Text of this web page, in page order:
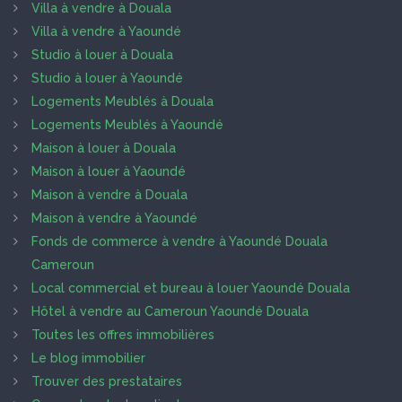
Villa à vendre à Douala
Villa à vendre à Yaoundé
Studio à louer à Douala
Studio à louer à Yaoundé
Logements Meublés à Douala
Logements Meublés à Yaoundé
Maison à louer à Douala
Maison à louer à Yaoundé
Maison à vendre à Douala
Maison à vendre à Yaoundé
Fonds de commerce à vendre à Yaoundé Douala
Cameroun
Local commercial et bureau à louer Yaoundé Douala
Hôtel à vendre au Cameroun Yaoundé Douala
Toutes les offres immobilières
Le blog immobilier
Trouver des prestataires